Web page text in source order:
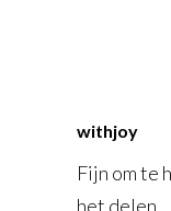
withjoy
Fijn om te
het delen.